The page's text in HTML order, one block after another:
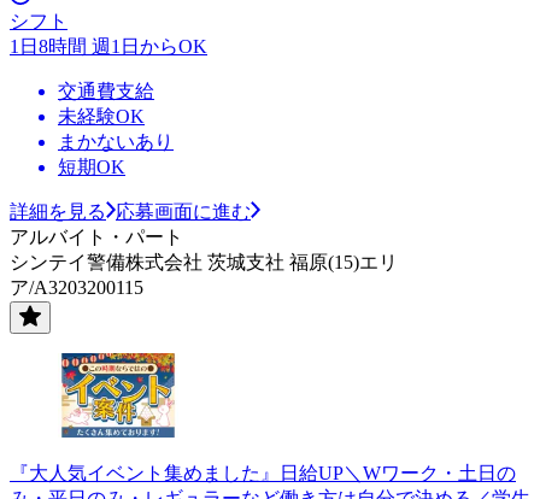
シフト
1日8時間 週1日からOK
交通費支給
未経験OK
まかないあり
短期OK
詳細を見る
応募画面に進む
アルバイト・パート
シンテイ警備株式会社 茨城支社 福原(15)エリ
ア/A3203200115
『大人気イベント集めました』日給UP＼Wワーク・土日の